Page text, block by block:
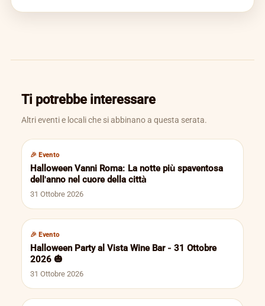
Ti potrebbe interessare
Altri eventi e locali che si abbinano a questa serata.
🎉 Evento
Halloween Vanni Roma: La notte più spaventosa
dell'anno nel cuore della città
31 Ottobre 2026
🎉 Evento
Halloween Party al Vista Wine Bar - 31 Ottobre
2026 🎃
31 Ottobre 2026